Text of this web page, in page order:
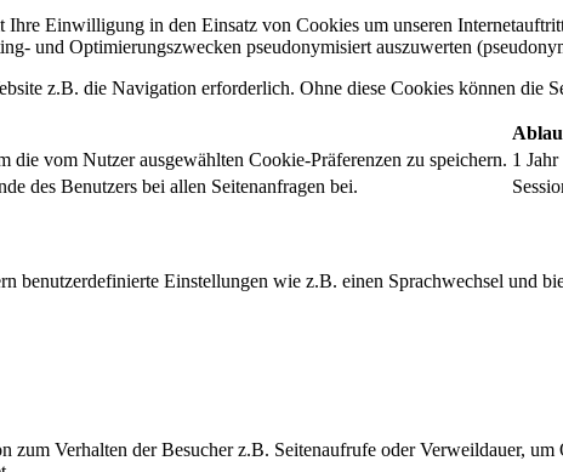
Einwilligung in den Einsatz von Cookies um unseren
und Optimierungszwecken pseudonymisiert auszuwerten
z.B. die Navigation erforderlich. Ohne diese Cookies können die
die vom Nutzer ausgewählten Cookie-Präferenzen zu speichern. 1 Jahr
des Benutzers bei allen Seitenanfragen bei.
benutzerdefinierte Einstellungen wie z.B. einen Sprachwechsel und
Verhalten der Besucher z.B. Seitenaufrufe oder Verweildauer,